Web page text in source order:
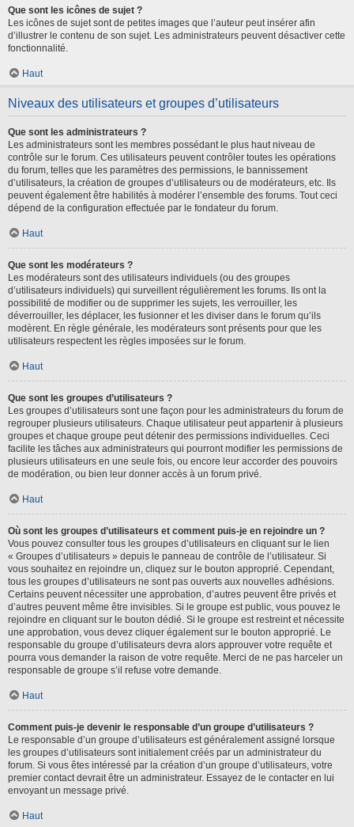
Que sont les icônes de sujet ?
Les icônes de sujet sont de petites images que l’auteur peut insérer afin
d’illustrer le contenu de son sujet. Les administrateurs peuvent désactiver cette
fonctionnalité.
Haut
Niveaux des utilisateurs et groupes d’utilisateurs
Que sont les administrateurs ?
Les administrateurs sont les membres possédant le plus haut niveau de
contrôle sur le forum. Ces utilisateurs peuvent contrôler toutes les opérations
du forum, telles que les paramètres des permissions, le bannissement
d’utilisateurs, la création de groupes d’utilisateurs ou de modérateurs, etc. Ils
peuvent également être habilités à modérer l’ensemble des forums. Tout ceci
dépend de la configuration effectuée par le fondateur du forum.
Haut
Que sont les modérateurs ?
Les modérateurs sont des utilisateurs individuels (ou des groupes
d’utilisateurs individuels) qui surveillent régulièrement les forums. Ils ont la
possibilité de modifier ou de supprimer les sujets, les verrouiller, les
déverrouiller, les déplacer, les fusionner et les diviser dans le forum qu’ils
modèrent. En règle générale, les modérateurs sont présents pour que les
utilisateurs respectent les règles imposées sur le forum.
Haut
Que sont les groupes d’utilisateurs ?
Les groupes d’utilisateurs sont une façon pour les administrateurs du forum de
regrouper plusieurs utilisateurs. Chaque utilisateur peut appartenir à plusieurs
groupes et chaque groupe peut détenir des permissions individuelles. Ceci
facilite les tâches aux administrateurs qui pourront modifier les permissions de
plusieurs utilisateurs en une seule fois, ou encore leur accorder des pouvoirs
de modération, ou bien leur donner accès à un forum privé.
Haut
Où sont les groupes d’utilisateurs et comment puis-je en rejoindre un ?
Vous pouvez consulter tous les groupes d’utilisateurs en cliquant sur le lien
« Groupes d’utilisateurs » depuis le panneau de contrôle de l’utilisateur. Si
vous souhaitez en rejoindre un, cliquez sur le bouton approprié. Cependant,
tous les groupes d’utilisateurs ne sont pas ouverts aux nouvelles adhésions.
Certains peuvent nécessiter une approbation, d’autres peuvent être privés et
d’autres peuvent même être invisibles. Si le groupe est public, vous pouvez le
rejoindre en cliquant sur le bouton dédié. Si le groupe est restreint et nécessite
une approbation, vous devez cliquer également sur le bouton approprié. Le
responsable du groupe d’utilisateurs devra alors approuver votre requête et
pourra vous demander la raison de votre requête. Merci de ne pas harceler un
responsable de groupe s’il refuse votre demande.
Haut
Comment puis-je devenir le responsable d’un groupe d’utilisateurs ?
Le responsable d’un groupe d’utilisateurs est généralement assigné lorsque
les groupes d’utilisateurs sont initialement créés par un administrateur du
forum. Si vous êtes intéressé par la création d’un groupe d’utilisateurs, votre
premier contact devrait être un administrateur. Essayez de le contacter en lui
envoyant un message privé.
Haut